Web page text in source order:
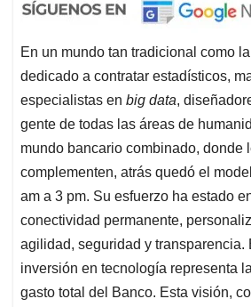
En un mundo tan tradicional como
dedicado a contratar estadísticos,
especialistas en big data,
gente de todas las áreas de
mundo bancario combinado, donde
complementen, atrás quedó el
am a 3 pm. Su esfuerzo ha estado
conectividad permanente,
agilidad, seguridad y transparencia.
inversión en tecnología representa
gasto total del Banco. Esta visión,